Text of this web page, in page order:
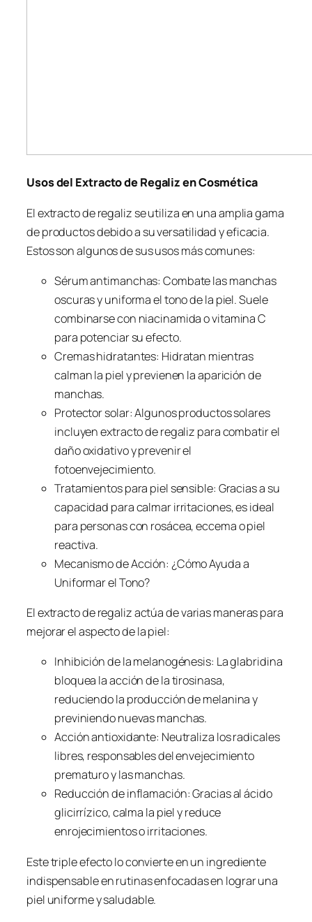
Usos del Extracto de Regaliz en Cosmética
El extracto de regaliz se utiliza en una amplia gama
de productos debido a su versatilidad y eficacia.
Estos son algunos de sus usos más comunes:
Sérum antimanchas: Combate las manchas
oscuras y uniforma el tono de la piel. Suele
combinarse con niacinamida o vitamina C
para potenciar su efecto.
Cremas hidratantes: Hidratan mientras
calman la piel y previenen la aparición de
manchas.
Protector solar: Algunos productos solares
incluyen extracto de regaliz para combatir el
daño oxidativo y prevenir el
fotoenvejecimiento.
Tratamientos para piel sensible: Gracias a su
capacidad para calmar irritaciones, es ideal
para personas con rosácea, eccema o piel
reactiva.
Mecanismo de Acción: ¿Cómo Ayuda a
Uniformar el Tono?
El extracto de regaliz actúa de varias maneras para
mejorar el aspecto de la piel:
Inhibición de la melanogénesis: La glabridina
bloquea la acción de la tirosinasa,
reduciendo la producción de melanina y
previniendo nuevas manchas.
Acción antioxidante: Neutraliza los radicales
libres, responsables del envejecimiento
prematuro y las manchas.
Reducción de inflamación: Gracias al ácido
glicirrízico, calma la piel y reduce
enrojecimientos o irritaciones.
Este triple efecto lo convierte en un ingrediente
indispensable en rutinas enfocadas en lograr una
piel uniforme y saludable.